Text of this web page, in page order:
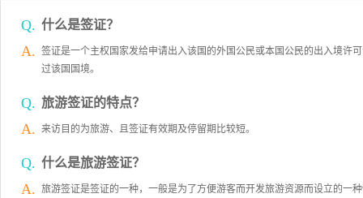
Q. 什么是签证？
A. 签证是一个主权国家发给申请出入该国的外国公民或本国公民的出入境许
过该国国境。
Q. 旅游签证的特点？
A. 来访目的为旅游、且签证有效期及停留期比较短。
Q. 什么是旅游签证？
A. 旅游签证是签证的一种，一般是为了方便游客而开发旅游资源而设立的一